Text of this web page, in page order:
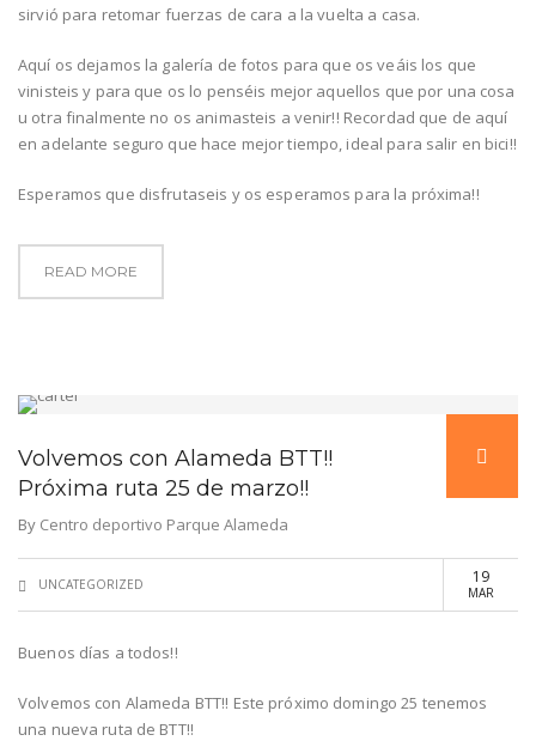
sirvió para retomar fuerzas de cara a la vuelta a casa.
Aquí os dejamos la galería de fotos para que os veáis los que
vinisteis y para que os lo penséis mejor aquellos que por una cosa
u otra finalmente no os animasteis a venir!! Recordad que de aquí
en adelante seguro que hace mejor tiempo, ideal para salir en bici!!
Esperamos que disfrutaseis y os esperamos para la próxima!!
READ MORE
Volvemos con Alameda BTT!!
Próxima ruta 25 de marzo!!
By Centro deportivo Parque Alameda
UNCATEGORIZED 19
MAR
Buenos días a todos!!
Volvemos con Alameda BTT!! Este próximo domingo 25 tenemos
una nueva ruta de BTT!!